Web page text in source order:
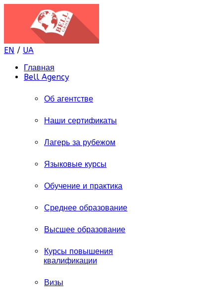
EN / UA
Главная
Bell Agency
Об агентстве
Наши сертификаты
Лагерь за рубежом
Языковые курсы
Обучение и практика
Среднее образование
Высшее образование
Курсы повышения
квалификации
Визы